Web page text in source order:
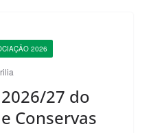
2026
27 do
Conservas